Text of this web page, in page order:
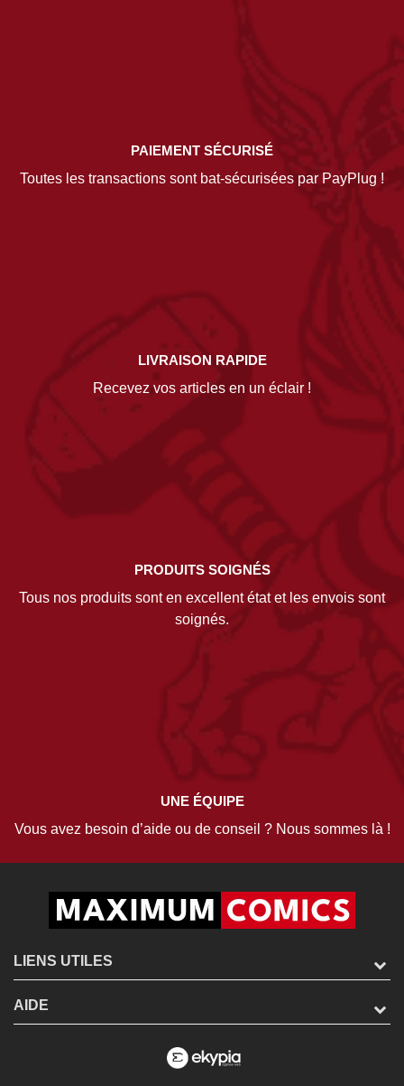
PAIEMENT SÉCURISÉ
Toutes les transactions sont bat-sécurisées par PayPlug !
LIVRAISON RAPIDE
Recevez vos articles en un éclair !
PRODUITS SOIGNÉS
Tous nos produits sont en excellent état et les envois sont
soignés.
UNE ÉQUIPE
Vous avez besoin d’aide ou de conseil ? Nous sommes là !
LIENS UTILES
AIDE